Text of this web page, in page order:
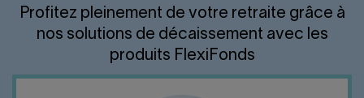
Profitez pleinement de votre retraite grâce à
nos solutions de décaissement avec les
produits FlexiFonds